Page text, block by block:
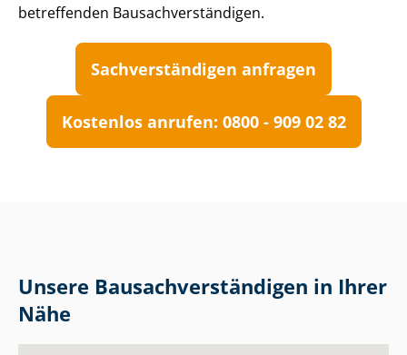
betreffenden Bau­sach­ver­stän­di­gen.
Sach­ver­stän­di­gen anfragen
Kostenlos anrufen: 0800 - 909 02 82
Unsere Bau­sach­ver­stän­di­gen in Ihrer
Nähe